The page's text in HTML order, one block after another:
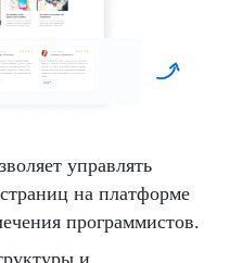
управлять
на платформе
программистов.
и